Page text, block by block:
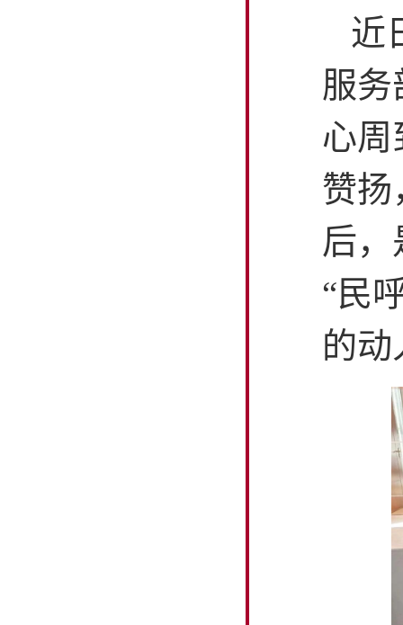
近
服务
心周
赞扬
后
“民
的动